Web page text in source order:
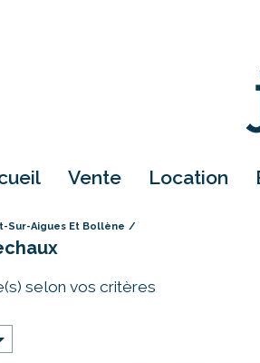
vente location
Sur-Aigues Et Bollène
selon vos critères